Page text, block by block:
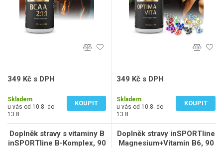
349 Kč s DPH
Skladem
u vás od 10.8. do
13.8.
KOUPIT
349 Kč s DPH
Skladem
u vás od 10.8. do
13.8.
KOUPIT
Doplněk stravy s vitaminy B
inSPORTline B-Komplex, 90
Doplněk stravy inSPORTline
Magnesium+Vitamin B6, 90